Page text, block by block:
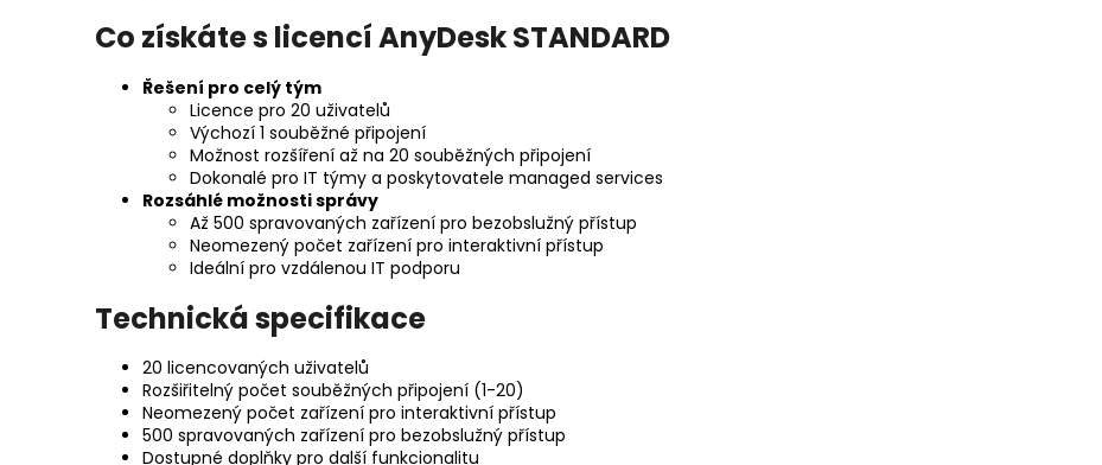
Co získáte s licencí AnyDesk STANDARD
Řešení pro celý tým
Licence pro 20 uživatelů
Výchozí 1 souběžné připojení
Možnost rozšíření až na 20 souběžných připojení
Dokonalé pro IT týmy a poskytovatele managed services
Rozsáhlé možnosti správy
Až 500 spravovaných zařízení pro bezobslužný přístup
Neomezený počet zařízení pro interaktivní přístup
Ideální pro vzdálenou IT podporu
Technická specifikace
20 licencovaných uživatelů
Rozšiřitelný počet souběžných připojení (1-20)
Neomezený počet zařízení pro interaktivní přístup
500 spravovaných zařízení pro bezobslužný přístup
Dostupné doplňky pro další funkcionalitu